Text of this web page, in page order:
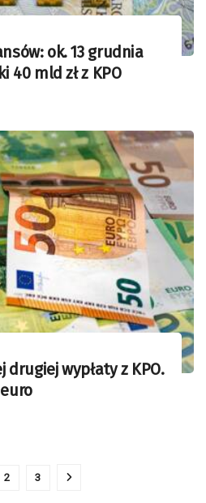
ok. 13 grudnia
40 mld zł z KPO
drugiej wypłaty z KPO.
2 3